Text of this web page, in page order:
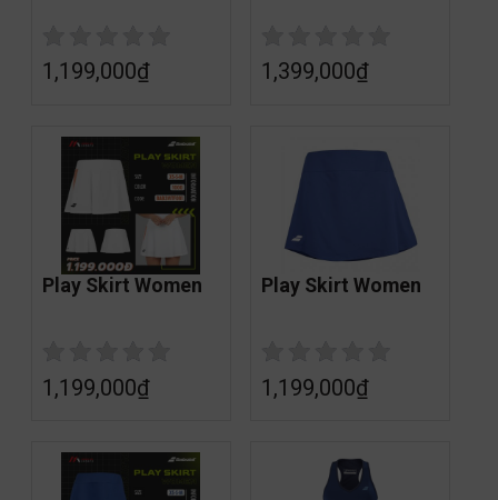
1,199,000₫ 1,399,000₫
Play Skirt Women
1,199,000₫
Play Skirt Women
1,199,000₫